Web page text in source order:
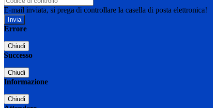
E-mail inviata, si prega di controllare la casella di posta elettronica!
Errore
Chiudi
Successo
Chiudi
Informazione
Chiudi